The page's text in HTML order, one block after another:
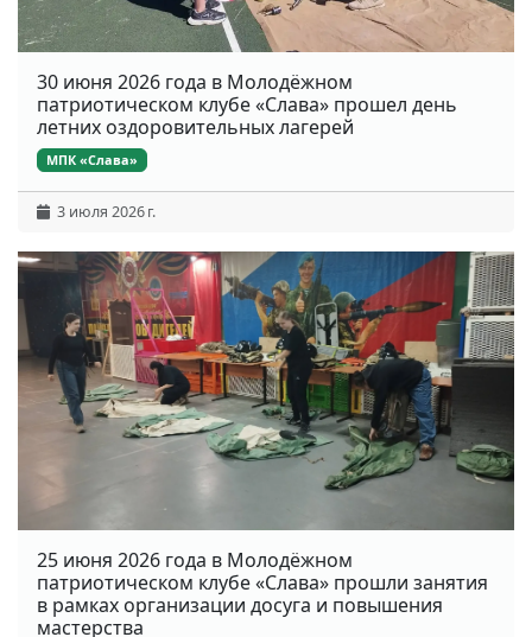
30 июня 2026 года в Молодёжном
патриотическом клубе «Слава» прошел день
летних оздоровительных лагерей
МПК «Слава»
3 июля 2026 г.
25 июня 2026 года в Молодёжном
патриотическом клубе «Слава» прошли занятия
в рамках организации досуга и повышения
мастерства